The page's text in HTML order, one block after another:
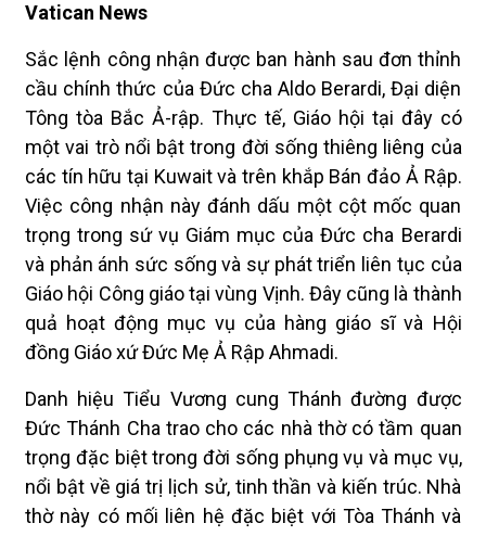
Vatican News
Sắc lệnh công nhận được ban hành sau đơn thỉnh
cầu chính thức của Đức cha Aldo Berardi, Đại diện
Tông tòa Bắc Ả-rập. Thực tế, Giáo hội tại đây có
một vai trò nổi bật trong đời sống thiêng liêng của
các tín hữu tại Kuwait và trên khắp Bán đảo Ả Rập.
Việc công nhận này đánh dấu một cột mốc quan
trọng trong sứ vụ Giám mục của Đức cha Berardi
và phản ánh sức sống và sự phát triển liên tục của
Giáo hội Công giáo tại vùng Vịnh. Đây cũng là thành
quả hoạt động mục vụ của hàng giáo sĩ và Hội
đồng Giáo xứ Đức Mẹ Ả Rập Ahmadi.
Danh hiệu Tiểu Vương cung Thánh đường được
Đức Thánh Cha trao cho các nhà thờ có tầm quan
trọng đặc biệt trong đời sống phụng vụ và mục vụ,
nổi bật về giá trị lịch sử, tinh thần và kiến trúc. Nhà
thờ này có mối liên hệ đặc biệt với Tòa Thánh và